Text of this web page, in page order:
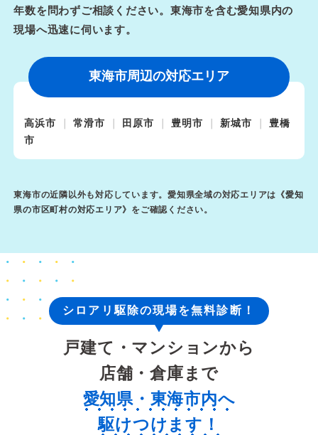
年数を問わずご相談ください。東海市を含む愛知県内の
現場へ迅速に伺います。
東海市周辺の対応エリア
高浜市 常滑市 田原市 豊明市 新城市
豊橋
市
東海市の近隣以外も対応しています。愛知県全域の対応エリアは《愛知
県の市区町村の対応エリア》をご確認ください。
シロアリ駆除の現場を無料診断！
戸建て・マンションから
店舗・倉庫まで
愛知県・東海市内へ
駆けつけます！